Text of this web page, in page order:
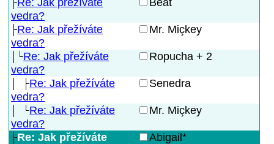
vedra?
Re: Jak přežíváte
vedra?
Mr. Miçkey
Re: Jak přežíváte
vedra?
Ropucha + 2
Re: Jak přežíváte
vedra?
Senedra
Re: Jak přežíváte
vedra?
Mr. Miçkey
Re: Jak přežíváte
Abigail*